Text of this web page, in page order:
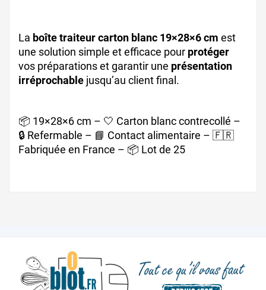
La boîte traiteur carton blanc 19×28×6 cm est
une solution simple et efficace pour protéger
vos préparations et garantir une présentation
irréprochable jusqu’au client final.
📦 19×28×6 cm – 🤍 Carton blanc contrecollé –
🔒 Refermable – 📘 Contact alimentaire – 🇫🇷
Fabriquée en France – 📦 Lot de 25